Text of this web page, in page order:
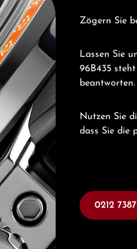
Zögern Sie
Lassen Sie
96B435
beantworten.
Nutzen Sie
dass Sie die
0212